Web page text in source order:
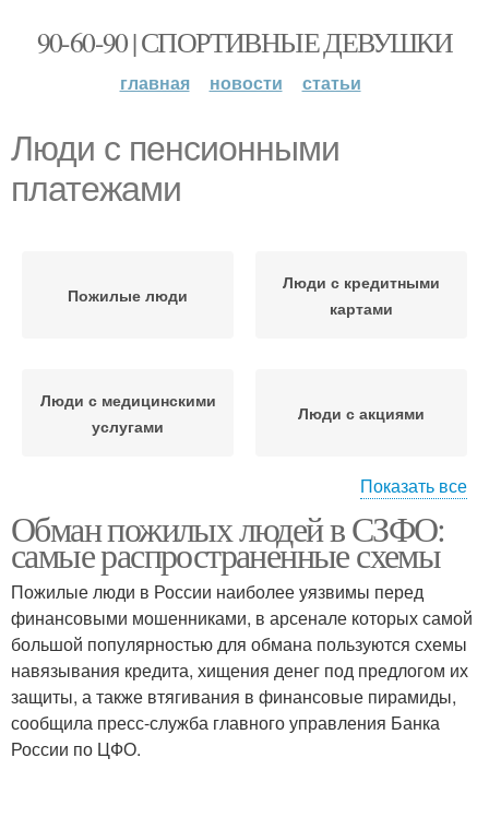
90-60-90 | СПОРТИВНЫЕ ДЕВУШКИ
главная новости статьи
Люди с пенсионными
платежами
Пожилые люди
Люди с кредитными
картами
Люди с медицинскими
услугами
Люди с акциями
Люди для обмана
Показать все
Обман пожилых людей в СЗФО:
самые распространенные схемы
Пожилые люди в России наиболее уязвимы перед
финансовыми мошенниками, в арсенале которых самой
большой популярностью для обмана пользуются схемы
навязывания кредита, хищения денег под предлогом их
защиты, а также втягивания в финансовые пирамиды,
сообщила пресс-служба главного управления Банка
России по ЦФО.